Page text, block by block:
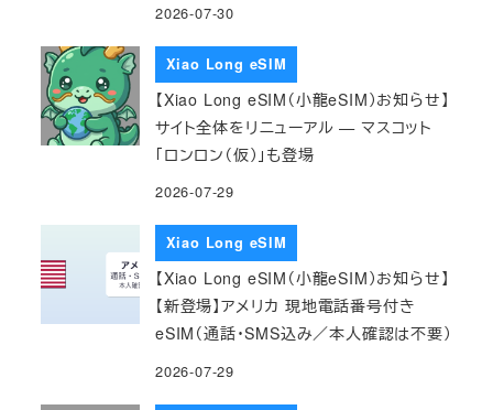
2026-07-30
Xiao Long eSIM
【Xiao Long eSIM（小龍eSIM）お知らせ】
サイト全体をリニューアル — マスコット
「ロンロン（仮）」も登場
2026-07-29
Xiao Long eSIM
【Xiao Long eSIM（小龍eSIM）お知らせ】
【新登場】アメリカ 現地電話番号付き
eSIM（通話・SMS込み／本人確認は不要）
2026-07-29